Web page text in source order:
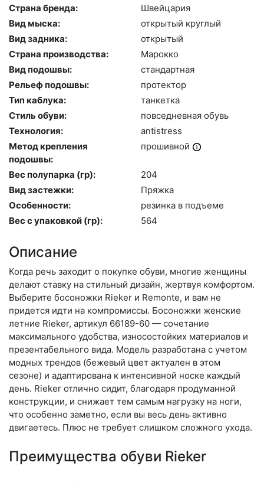
Страна бренда:
Швей­ца­рия
Вид мыска:
отк­ры­тый круг­лый
Вид задника:
отк­ры­тый
Страна производства:
Ма­рок­ко
Вид подошвы:
стан­дарт­ная
Рельеф подошвы:
про­тек­тор
Тип каблука:
тан­кетка
Стиль обуви:
пов­седнев­ная обувь
Технология:
an­tist­ress
Метод крепления
подошвы:
про­шив­ной
Вес полупарка (гр):
204
Вид застежки:
Пряж­ка
Особенности:
ре­зин­ка в подъ­еме
Вес с упаковкой (гр):
564
Описание
Когда речь заходит о покупке обуви, многие женщины
делают ставку на стильный дизайн, жертвуя комфортом.
Выберите бо­сонож­ки Rieker и Remonte, и вам не
придется идти на компромиссы. Босоножки женские
летние Rieker, артикул 66189-60 — сочетание
максимального удобства, износостойких материалов и
презентабельного вида. Модель разработана с учетом
модных трендов (бе­жевый цвет актуален в этом
сезоне) и адаптирована к интенсивной носке каждый
день. Ri­eker отлично сидит, благодаря продуманной
конструкции, и снижает тем самым нагрузку на ноги,
что особенно заметно, если вы весь день активно
двигаетесь. Плюс не требует слишком сложного ухода.
Преимущества обуви Rieker